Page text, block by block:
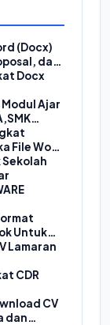
(Docx)
dan
Ajar
File Word
Sekolah
Untuk
Dan
Lamaran
CDR
CV
dan